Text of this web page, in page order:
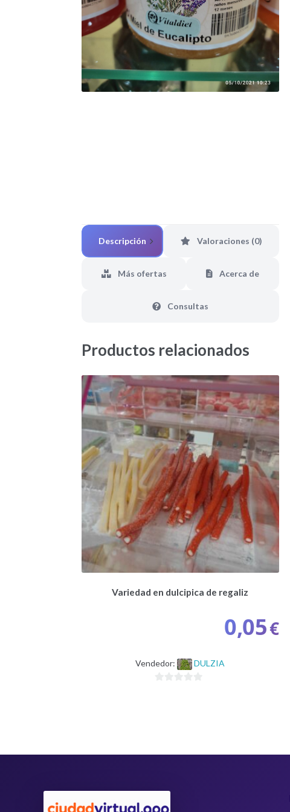
Descripción Valoraciones (0)
Más ofertas Acerca de
Consultas
Productos relacionados
Variedad en dulcipica de regaliz
0,05€
Vendedor: DULZIA